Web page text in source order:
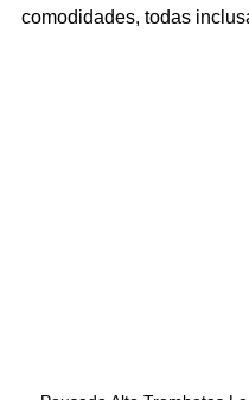
comodidades, todas